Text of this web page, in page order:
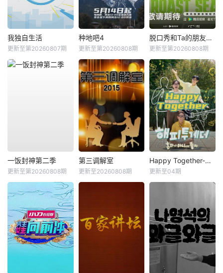
我独自生活
更新至第20260807期
种地吧4
更新至第20260808期
脱口秀和Ta的朋友们第三季
更新至第20260808期
一饭封神第二季
更新至第20260808期
第三调解室
更新至20260808期
Happy Together-不是一个人真好
更新至04期